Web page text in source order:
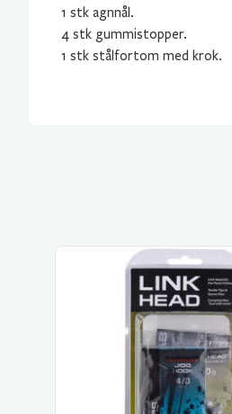
1 stk agnnål.
4 stk gummistopper.
1 stk stålfortom med krok.